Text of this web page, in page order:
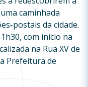
caminhada
postais da cidade.
com início na
na Rua XV de
Prefeitura de